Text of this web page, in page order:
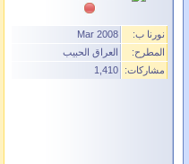
نورنا ب:
Mar 2008
المطرح:
العراق الحبيب
مشاركات:
1,410